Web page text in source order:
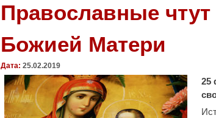
Православные
Божией Матери
Дата: 25.02.2019
25